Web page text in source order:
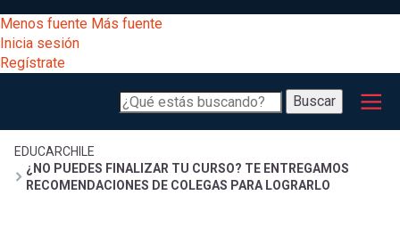
al
contenido
principal
[Educarchile
Escritorio]
Menú
Menos fuente Más fuente
Inicia sesión
Regístrate
Buscar
Buscar
Menú
principal
Desarrollo
Expand
Gestión
curricular
Sobrescribir
EDUCARCHILE
¿NO PUEDES FINALIZAR TU CURSO? TE ENTREGAMOS
RECOMENDACIONES DE COLEGAS PARA LOGRARLO